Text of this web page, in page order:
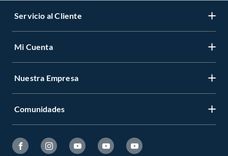
Servicio al Cliente
Mi Cuenta
Nuestra Empresa
Comunidades